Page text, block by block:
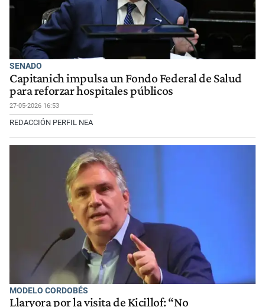
SENADO
Capitanich impulsa un Fondo Federal de Salud
para reforzar hospitales públicos
27-05-2026 16:53
REDACCIÓN PERFIL NEA
MODELO CORDOBÉS
Llaryora por la visita de Kicillof: “No